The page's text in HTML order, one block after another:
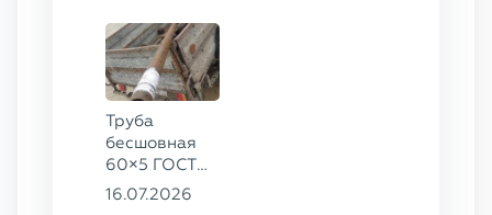
Труба
бесшовная
60×5 ГОСТ
8732-78, ст.
16.07.2026